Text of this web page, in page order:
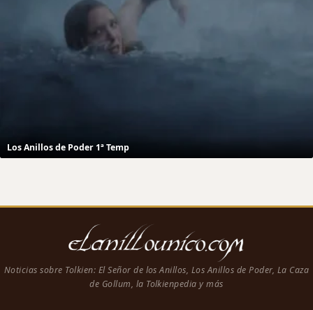
Los Anillos de Poder 1ª Temp
Noticias sobre Tolkien: El Señor de los Anillos, Los Anillos de Poder, La Caza
de Gollum, la Tolkienpedia y más